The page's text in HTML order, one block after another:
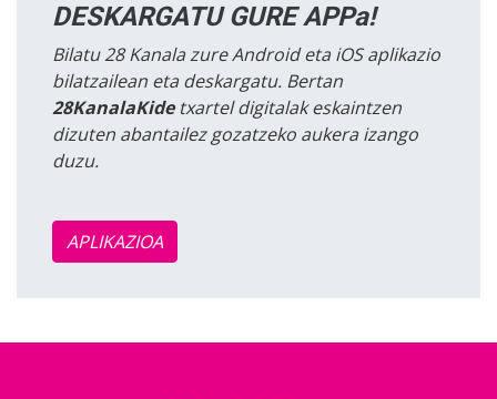
DESKARGATU GURE APPa!
Bilatu 28 Kanala zure Android eta iOS aplikazio
bilatzailean eta deskargatu. Bertan
28KanalaKidetxartel digitalak eskaintzen
dizuten abantailez gozatzeko aukera izango
duzu.
APLIKAZIOA